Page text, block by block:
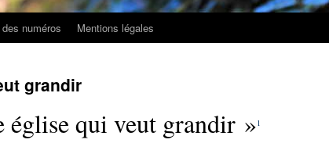
numéros Mentions légales
grandir
église qui veut grandir »1